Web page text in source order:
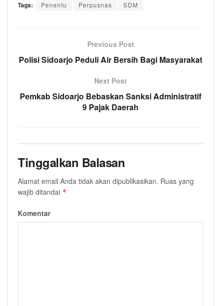
Tags: Penentu Perpusnas SDM
Previous Post
Polisi Sidoarjo Peduli Air Bersih Bagi Masyarakat
Next Post
Pemkab Sidoarjo Bebaskan Sanksi Administratif
9 Pajak Daerah
Tinggalkan Balasan
Alamat email Anda tidak akan dipublikasikan. Ruas yang
wajib ditandai *
Komentar